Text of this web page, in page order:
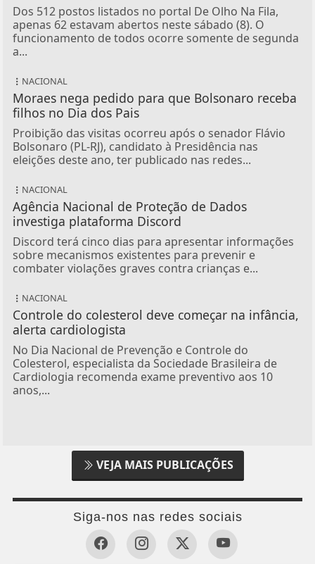
Dos 512 postos listados no portal De Olho Na Fila,
apenas 62 estavam abertos neste sábado (8). O
funcionamento de todos ocorre somente de segunda
a...
NACIONAL
Moraes nega pedido para que Bolsonaro receba
filhos no Dia dos Pais
Proibição das visitas ocorreu após o senador Flávio
Bolsonaro (PL-RJ), candidato à Presidência nas
eleições deste ano, ter publicado nas redes...
NACIONAL
Agência Nacional de Proteção de Dados
investiga plataforma Discord
Discord terá cinco dias para apresentar informações
sobre mecanismos existentes para prevenir e
combater violações graves contra crianças e...
NACIONAL
Controle do colesterol deve começar na infância,
alerta cardiologista
No Dia Nacional de Prevenção e Controle do
Colesterol, especialista da Sociedade Brasileira de
Cardiologia recomenda exame preventivo aos 10
anos,...
VEJA MAIS PUBLICAÇÕES
Siga-nos nas redes sociais